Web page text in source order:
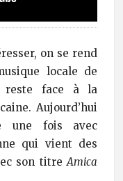
on se rend
locale de
reste face à la
Aujourd’hui
une fois avec
qui vient des
son titreAmica